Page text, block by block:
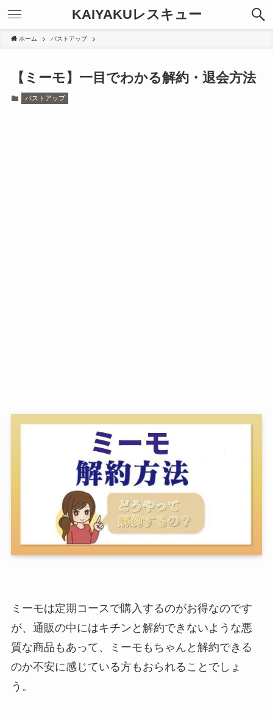
KAIYAKUレスキュー
ホーム バストアップ
【ミーモ】一目でわかる解約・退会方法
バストアップ
ミーモは定期コースで購入するのがお得なのです
が、通販の中にはキチンと解約できないような悪
質な商品もあって、ミーモもちゃんと解約できる
のか不安に感じている方もおられることでしょ
う。